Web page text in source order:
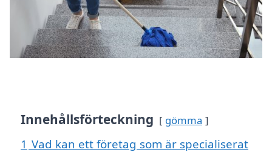
Innehållsförteckning gömma
1 Vad kan ett företag som är specialiserat